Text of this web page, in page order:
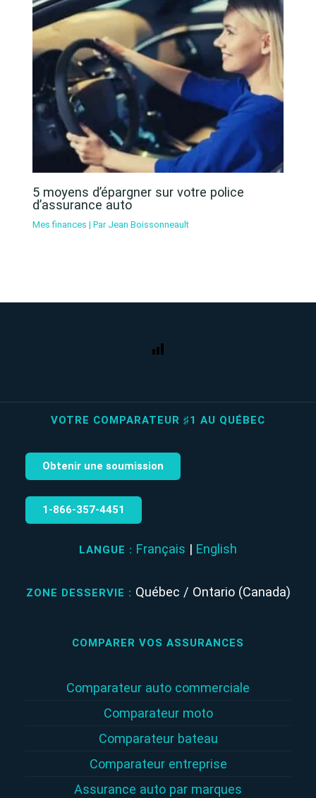
5 moyens d’épargner sur votre police
d’assurance auto
Mes finances | Par Jean Boissonneault
VOTRE COMPARATEUR ♯1 AU QUÉBEC
Obtenir une soumission
1‑866‑357‑4451
LANGUE : Français | English
ZONE DESSERVIE : Québec / Ontario (Canada)
COMPARER VOS ASSURANCES
Comparateur auto commerciale
Comparateur moto
Comparateur bateau
Comparateur entreprise
Assurance auto par marques